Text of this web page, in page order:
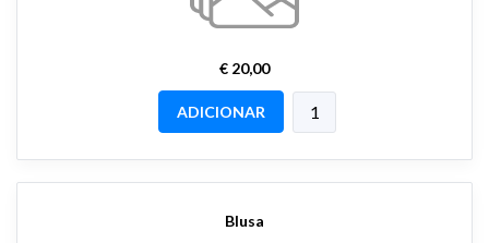
€ 20,00
ADICIONAR
Blusa